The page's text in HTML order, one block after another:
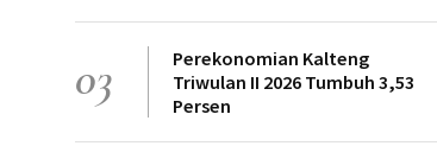
03
Perekonomian Kalteng
Triwulan II 2026 Tumbuh 3,53
Persen